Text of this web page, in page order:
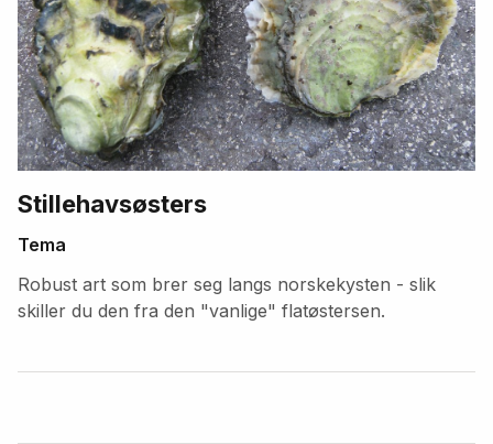
Stillehavsøsters
Tema
Robust art som brer seg langs norskekysten - slik
skiller du den fra den "vanlige" flatøstersen.